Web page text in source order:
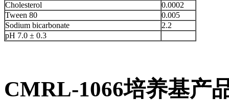
Cholesterol
0.0002
Tween 80
0.005
Sodium bicarbonate
2.2
pH 7.0 ± 0.3
CMRL-1066培养基产